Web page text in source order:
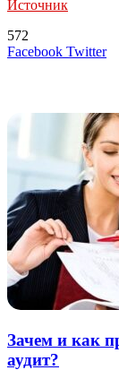
Источник
572
Facebook Twitter
Зачем и как
аудит?